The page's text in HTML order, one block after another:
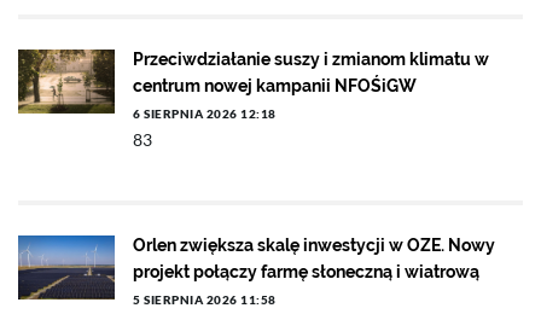
Przeciwdziałanie suszy i zmianom klimatu w
centrum nowej kampanii NFOŚiGW
6 SIERPNIA 2026 12:18
83
Orlen zwiększa skalę inwestycji w OZE. Nowy
projekt połączy farmę słoneczną i wiatrową
5 SIERPNIA 2026 11:58